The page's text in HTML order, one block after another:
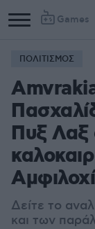
Games
ΠΟΛΙΤΙΣΜΟΣ
Πυξ Λαξ
Δείτε το
και των